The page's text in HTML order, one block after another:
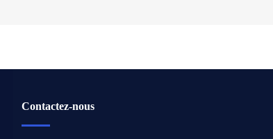
Contactez-nous